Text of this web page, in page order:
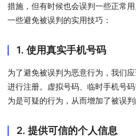
措施，但有时候也会误判一些正常
一些避免被误判的实用技巧：
1. 使用真实手机号码
为了避免被误判为恶意行为，我们
进行注册。虚拟号码、临时手机号
为是可疑的行为，从而增加了被误判
2. 提供可信的个人信息